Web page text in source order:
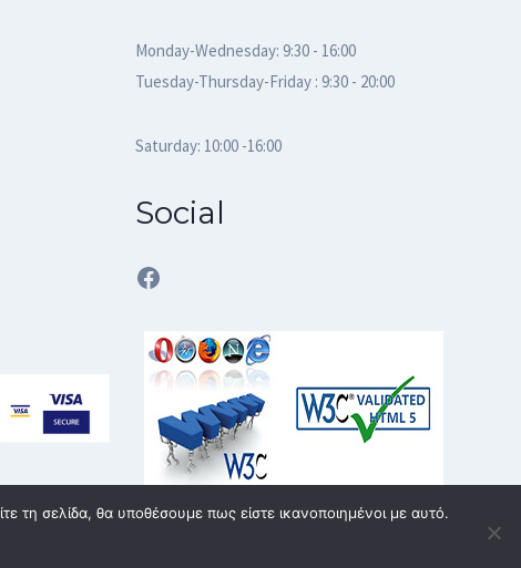
Monday-Wednesday: 9:30 - 16:00
Tuesday-Thursday-Friday : 9:30 - 20:00
Saturday: 10:00 -16:00
Social
Facebook
τη σελίδα, θα υποθέσουμε πως είστε ικανοποιημένοι με αυτό.